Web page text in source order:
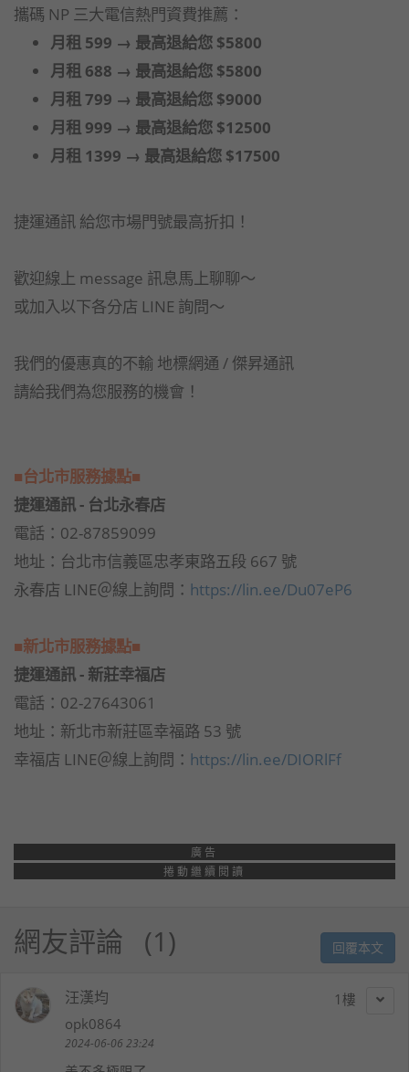
攜碼 NP 三大電信熱門資費推薦：
月租 599 → 最高退給您 $5800
月租 688 → 最高退給您 $5800
月租 799 → 最高退給您 $9000
月租 999 → 最高退給您 $12500
月租 1399 → 最高退給您 $17500
捷運通訊 給您市場門號最高折扣！
歡迎線上 message 訊息馬上聊聊～
或加入以下各分店 LINE 詢問～
我們的優惠真的不輸 地標網通 / 傑昇通訊
請給我們為您服務的機會！
■台北市服務據點■
捷運通訊 - 台北永春店
電話：02-87859099
地址：台北市信義區忠孝東路五段 667 號
永春店 LINE＠線上詢問： https://lin.ee/Du07eP6
■新北市服務據點■
捷運通訊 - 新莊幸福店
電話：02-27643061
地址：新北市新莊區幸福路 53 號
幸福店 LINE＠線上詢問： https://lin.ee/DIORlFf
廣告
捲動繼續閱讀
網友評論 1 回覆本文
1
汪漢均
opk0864
2024-06-06 23:24